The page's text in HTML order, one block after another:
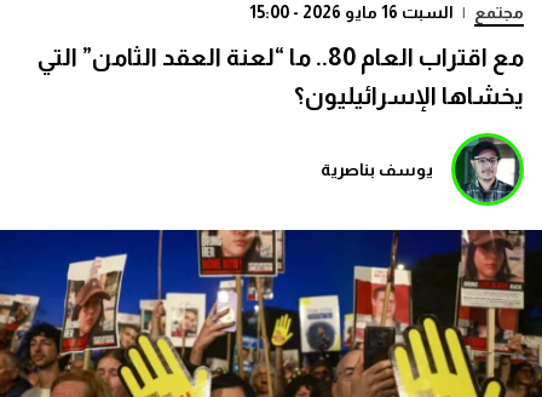
مجتمع | السبت 16 مايو 2026 - 15:00
مع اقتراب العام 80.. ما “لعنة العقد الثامن” التي
يخشاها الإسرائيليون؟
يوسف بناصرية